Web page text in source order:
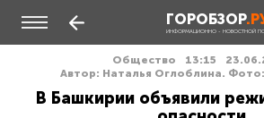
ГОРОБЗОР
ИНФОРМАЦИОННО - НОВОСТНОЙ
Общество 13:15
Автор: Наталья Оглоблина.
В Башкирии объявили